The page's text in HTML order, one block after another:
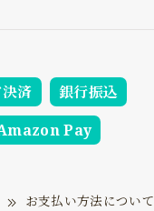
済
銀行振込
Pay
お支払い方法について